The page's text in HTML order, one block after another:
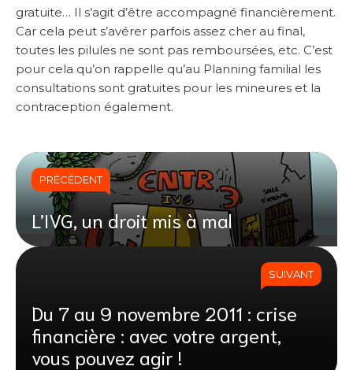
gratuite… Il s’agit d’être accompagné financièrement.
Car cela peut s’avérer parfois assez cher au final,
toutes les pilules ne sont pas remboursées, etc. C’est
pour cela qu’on rappelle qu’au Planning familial les
consultations sont gratuites pour les mineures et la
contraception également.
PRÉCÉDENT
L’IVG, un droit mis à mal
SUIVANT
Du 7 au 9 novembre 2011 : crise
financière : avec votre argent,
vous pouvez agir !